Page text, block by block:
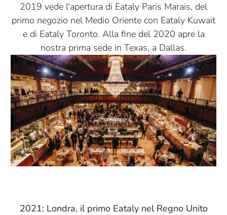
2019 vede l'apertura di Eataly Paris Marais, del
primo negozio nel Medio Oriente con Eataly Kuwait
e di Eataly Toronto. Alla fine del 2020 apre la
nostra prima sede in Texas, a Dallas.
2021: Londra, il primo Eataly nel Regno Unito